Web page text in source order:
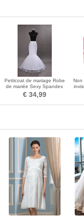
Petticoat de mariage Robe
de mariée Sexy Spandex
blanc Jantes simples
€ 34,99
Non